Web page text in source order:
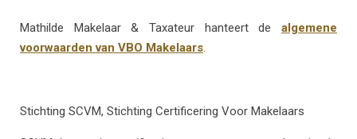
Mathilde Makelaar & Taxateur hanteert de algemene
voorwaarden van VBO Makelaars.
Stichting SCVM, Stichting Certificering Voor Makelaars